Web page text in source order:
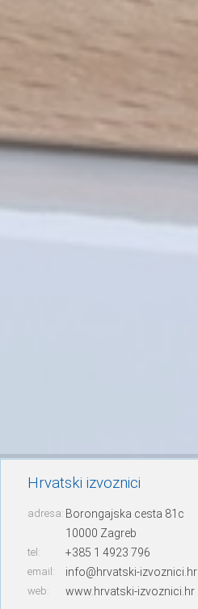
Hrvatski izvoznici
adresa: Borongajska cesta 81c
10000 Zagreb
tel: +385 1 4923 796
email: info@hrvatski-izvoznici.hr
web: www.hrvatski-izvoznici.hr